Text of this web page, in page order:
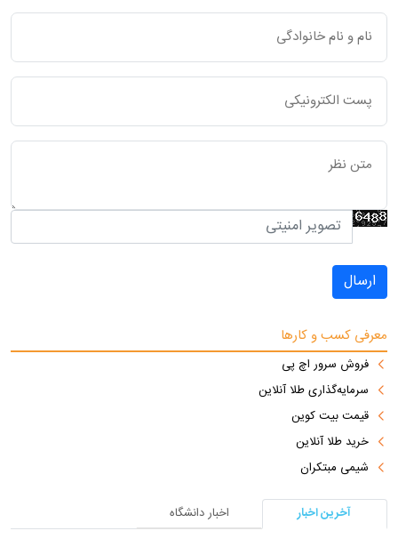
ارسال
معرفی کسب و کارها
فروش سرور اچ پی
سرمایه‌گذاری طلا آنلاین
قیمت بیت کوین
خرید طلا آنلاین
شیمی مبتکران
آخرین اخبار
اخبار دانشگاه